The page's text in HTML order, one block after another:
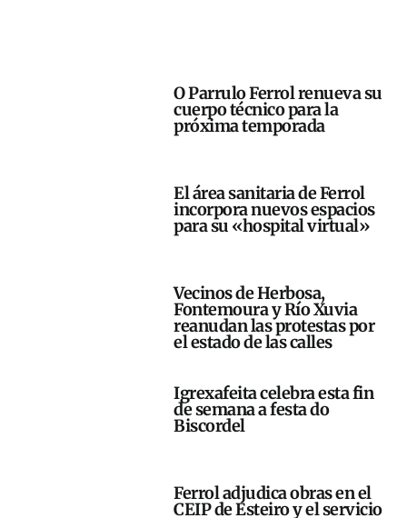
O Parrulo Ferrol renueva su
cuerpo técnico para la
próxima temporada
El área sanitaria de Ferrol
incorpora nuevos espacios
para su «hospital virtual»
Vecinos de Herbosa,
Fontemoura y Río Xuvia
reanudan las protestas por
el estado de las calles
Igrexafeita celebra esta fin
de semana a festa do
Biscordel
Ferrol adjudica obras en el
CEIP de Esteiro y el servicio